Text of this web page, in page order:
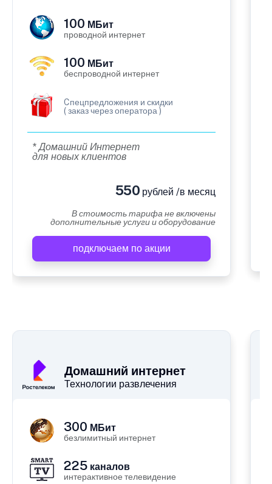
100 МБит
проводной интернет
100 МБит
беспроводной интернет
Cпецпредложения и скидки
( заказ через оператора )
* Домашний Интернет
для новых клиентов
550 рублей /в месяц
В стоимость тарифа не включены
дополнительные услуги и оборудование
подключаем по акции
Домашний интернет
Технологии развлечения
300 МБит
безлимитный интернет
225 каналов
интерактивное телевидение